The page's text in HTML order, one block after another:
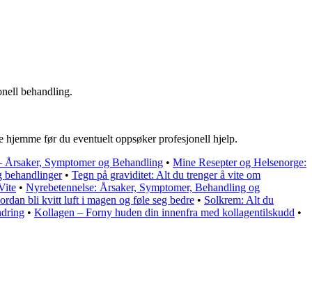
behandling.
hjemme før du eventuelt oppsøker profesjonell hjelp.
Årsaker, Symptomer og Behandling • Mine Resepter og Helsenorge:
behandlinger• Tegn på graviditet: Alt du trenger å vite om
• Nyrebetennelse: Årsaker, Symptomer, Behandling og
bli kvitt luft i magen og føle seg bedre • Solkrem: Alt du
• Kollagen – Forny huden din innenfra med kollagentilskudd •